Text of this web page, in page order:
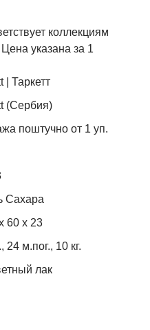
коллекциям
указана за 1
| Таркетт
(Сербия)
поштучно от 1 уп.
Сахара
60 х 23
24 м.пог., 10 кг.
лак